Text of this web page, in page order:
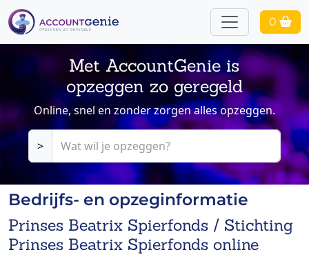
0
Met AccountGenie is
opzeggen zo geregeld
Online, snel en zonder zorgen alles opzeggen.
>
Bedrijfs- en opzeginformatie
Prinses Beatrix Spierfonds / Stichting
Prinses Beatrix Spierfonds online